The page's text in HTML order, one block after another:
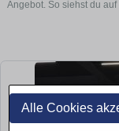
Alle Cookies
Angebot. So siehst du